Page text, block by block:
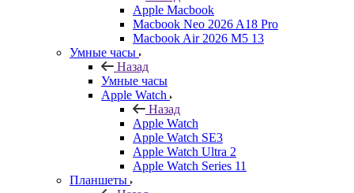
Apple Macbook
Macbook Neo 2026 A18 Pro
Macbook Air 2026 M5 13
Умные часы
Назад
Умные часы
Apple Watch
Назад
Apple Watch
Apple Watch SE3
Apple Watch Ultra 2
Apple Watch Series 11
Планшеты